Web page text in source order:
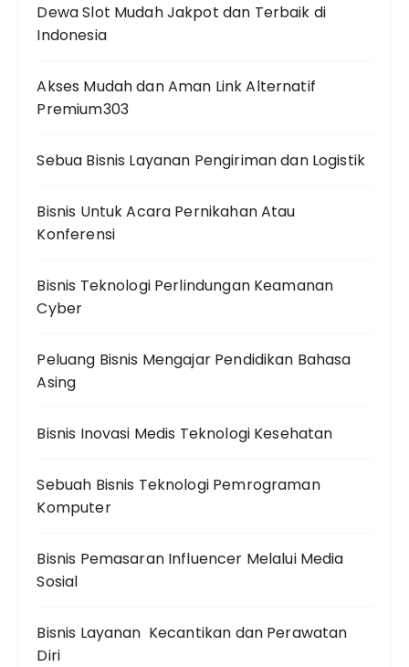
Dewa Slot Mudah Jakpot dan Terbaik di
Indonesia
Akses Mudah dan Aman Link Alternatif
Premium303
Sebua Bisnis Layanan Pengiriman dan Logistik
Bisnis Untuk Acara Pernikahan Atau
Konferensi
Bisnis Teknologi Perlindungan Keamanan
Cyber
Peluang Bisnis Mengajar Pendidikan Bahasa
Asing
Bisnis Inovasi Medis Teknologi Kesehatan
Sebuah Bisnis Teknologi Pemrograman
Komputer
Bisnis Pemasaran Influencer Melalui Media
Sosial
Bisnis Layanan Kecantikan dan Perawatan
Diri